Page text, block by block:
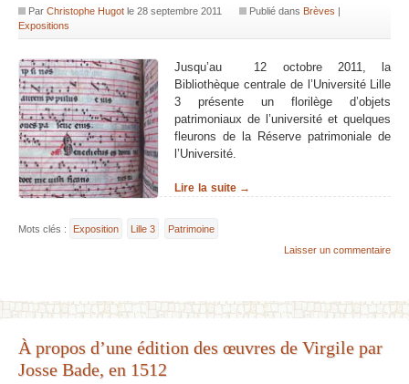
Par Christophe Hugotle 28 septembre 2011 Publié dansBrèves |
Expositions
Jusqu’au 12 octobre 2011, la
Bibliothèque centrale de l’Université Lille
3 présente un florilège d’objets
patrimoniaux de l’université et quelques
fleurons de la Réserve patrimoniale de
l’Université.
Lire la suite →
Mots clés : Exposition Lille 3
Patrimoine
Laisser un commentaire
À propos d’une édition des œuvres de Virgile par
Josse Bade, en 1512